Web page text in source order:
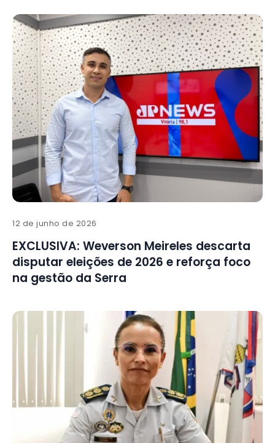
12 de junho de 2026
EXCLUSIVA: Weverson Meireles descarta
disputar eleições de 2026 e reforça foco
na gestão da Serra